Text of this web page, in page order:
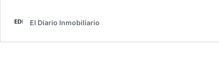
El Diario Inmobiliario